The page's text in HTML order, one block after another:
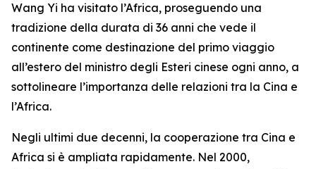
Wang Yi ha visitato l’Africa, proseguendo una
tradizione della durata di 36 anni che vede il
continente come destinazione del primo viaggio
all’estero del ministro degli Esteri cinese ogni anno, a
sottolineare l’importanza delle relazioni tra la Cina e
l’Africa.
Negli ultimi due decenni, la cooperazione tra Cina e
Africa si è ampliata rapidamente. Nel 2000,